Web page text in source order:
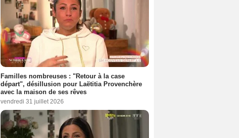
Familles nombreuses : "Retour à la case
départ", désillusion pour Laëtitia Provenchère
avec la maison de ses rêves
vendredi 31 juillet 2026